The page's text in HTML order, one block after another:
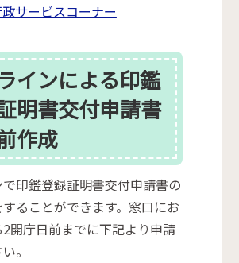
サービスコーナー
インによる印鑑
明書交付申請書
作成
印鑑登録証明書交付申請書の
ることができます。窓口にお
開庁日前までに下記より申請
。